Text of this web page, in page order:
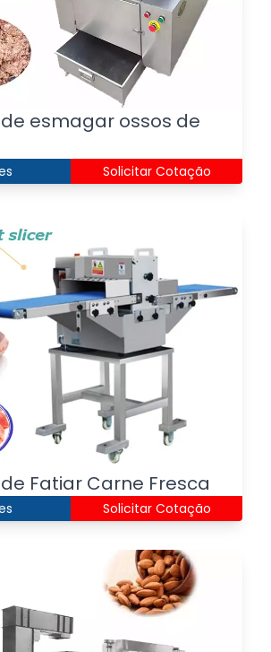
esmagar ossos de
Solicitar Cotação
Fatiar Carne Fresca
Solicitar Cotação